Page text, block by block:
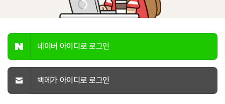
네이버 아이디로 로그인
백메가 아이디로 로그인